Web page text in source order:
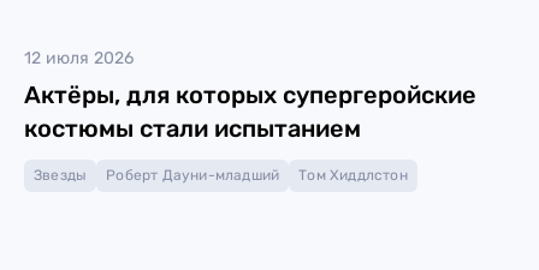
12 июля 2026
Актёры, для которых супергеройские
костюмы стали испытанием
Звезды Роберт Дауни-младший Том Хиддлстон